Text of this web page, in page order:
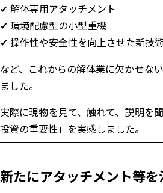
✔ 解体専用アタッチメント
✔ 環境配慮型の小型重機
✔ 操作性や安全性を向上させた新技術
など、これからの解体業に欠かせな
ました。
実際に現物を見て、触れて、説明を
投資の重要性」を実感しました。
新たにアタッチメント等